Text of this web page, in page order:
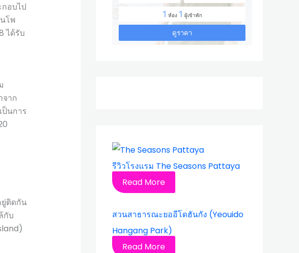
อบไป
โพ
ได้รับ
จาก
ป็นการ
ติดกัน
กับ
รีวิวโรงแรม The Seasons Pattaya
Read More
สวนสาธารณะยออีโดฮันกัง (Yeouido
Hangang Park)
Read More